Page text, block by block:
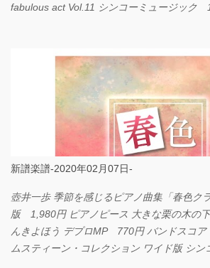
fabulous act Vol.11 シンコーミュージック
新譜楽譜-2020年02月07日-
壺井一歩 季節を感じるピアノ曲集「春色ク
版 1,980円 ピアノピース 大きな栗の木の
んきよほう デプロMP 770円 バンドスコア
ムスティーン・コレクション ワイド版 シ